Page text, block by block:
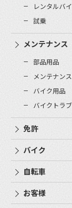
レンタルバ
試乗
メンテナンス
部品用品
メンテナン
バイク用品
バイクトラ
免許
バイク
自転車
お客様